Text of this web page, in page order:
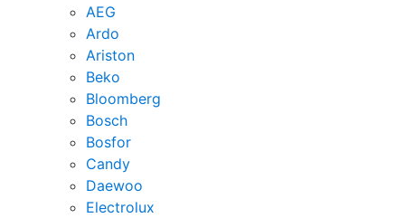
AEG
Ardo
Ariston
Beko
Bloomberg
Bosch
Bosfor
Candy
Daewoo
Electrolux